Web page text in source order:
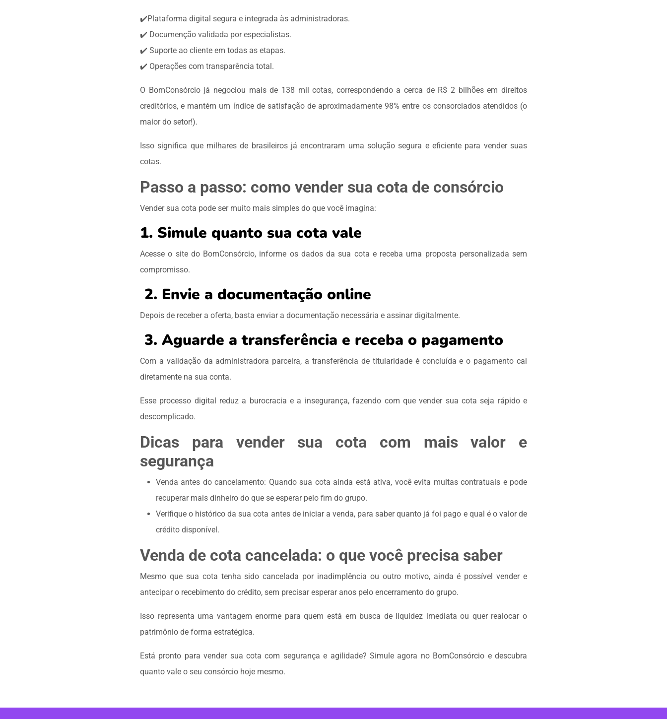
✔️Plataforma digital segura e integrada às administradoras.
✔️ Documenção validada por especialistas.
✔️ Suporte ao cliente em todas as etapas.
✔️ Operações com transparência total.
O BomConsórcio já negociou mais de 138 mil cotas, correspondendo a cerca de R$ 2 bilhões em direitos
creditórios, e mantém um índice de satisfação de aproximadamente 98% entre os consorciados atendidos (o
maior do setor!).
Isso significa que milhares de brasileiros já encontraram uma solução segura e eficiente para vender suas
cotas.
Passo a passo: como vender sua cota de consórcio
Vender sua cota pode ser muito mais simples do que você imagina:
1. Simule quanto sua cota vale
Acesse o site do BomConsórcio, informe os dados da sua cota e receba uma proposta personalizada sem
compromisso.
2. Envie a documentação online
Depois de receber a oferta, basta enviar a documentação necessária e assinar digitalmente.
3. Aguarde a transferência e receba o pagamento
Com a validação da administradora parceira, a transferência de titularidade é concluída e o pagamento cai
diretamente na sua conta.
Esse processo digital reduz a burocracia e a insegurança, fazendo com que vender sua cota seja rápido e
descomplicado.
Dicas para vender sua cota com mais valor e
segurança
Venda antes do cancelamento: Quando sua cota ainda está ativa, você evita multas contratuais e pode
recuperar mais dinheiro do que se esperar pelo fim do grupo.
Verifique o histórico da sua cota antes de iniciar a venda, para saber quanto já foi pago e qual é o valor de
crédito disponível.
Venda de cota cancelada: o que você precisa saber
Mesmo que sua cota tenha sido cancelada por inadimplência ou outro motivo, ainda é possível vender e
antecipar o recebimento do crédito, sem precisar esperar anos pelo encerramento do grupo.
Isso representa uma vantagem enorme para quem está em busca de liquidez imediata ou quer realocar o
patrimônio de forma estratégica.
Está pronto para vender sua cota com segurança e agilidade? Simule agora no BomConsórcio e descubra
quanto vale o seu consórcio hoje mesmo.